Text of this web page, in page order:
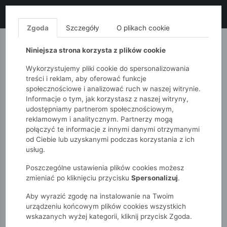
MONNARI QUIOSQUE
51015kids Polityka prywatności
POLITYKA PRYWATNOŚCI
Zgoda Szczegóły O plikach cookie
Niniejsza strona korzysta z plików cookie
Wykorzystujemy pliki cookie do spersonalizowania
treści i reklam, aby oferować funkcje
społecznościowe i analizować ruch w naszej witrynie.
Informacje o tym, jak korzystasz z naszej witryny,
udostępniamy partnerom społecznościowym,
reklamowym i analitycznym. Partnerzy mogą
połączyć te informacje z innymi danymi otrzymanymi
od Ciebie lub uzyskanymi podczas korzystania z ich
usług.
Poszczególne ustawienia plików cookies możesz
zmieniać po kliknięciu przycisku Spersonalizuj.
Aby wyrazić zgodę na instalowanie na Twoim
urządzeniu końcowym plików cookies wszystkich
wskazanych wyżej kategorii, kliknij przycisk Zgoda.